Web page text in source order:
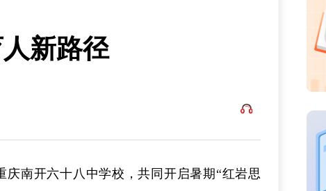
新路径
南开六十八中学校，共同开启暑期“红岩思